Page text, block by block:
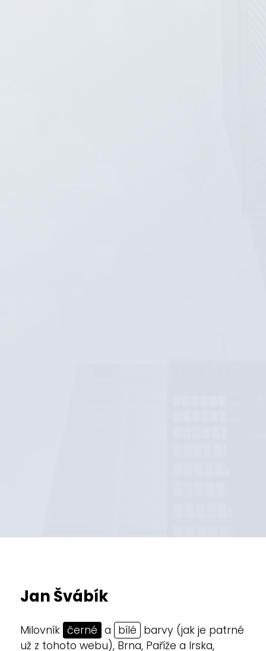
Jan Švábík
Milovník černé a bílé barvy (jak je patrné
už z tohoto webu), Brna, Paříže a Irska,